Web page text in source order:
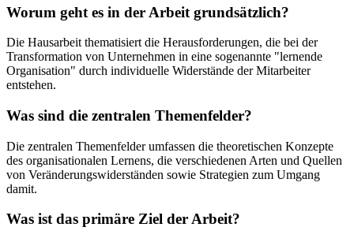
Worum geht es in der Arbeit grundsätzlich?
Die Hausarbeit thematisiert die Herausforderungen, die bei der
Transformation von Unternehmen in eine sogenannte "lernende
Organisation" durch individuelle Widerstände der Mitarbeiter
entstehen.
Was sind die zentralen Themenfelder?
Die zentralen Themenfelder umfassen die theoretischen Konzepte
des organisationalen Lernens, die verschiedenen Arten und Quellen
von Veränderungswiderständen sowie Strategien zum Umgang
damit.
Was ist das primäre Ziel der Arbeit?